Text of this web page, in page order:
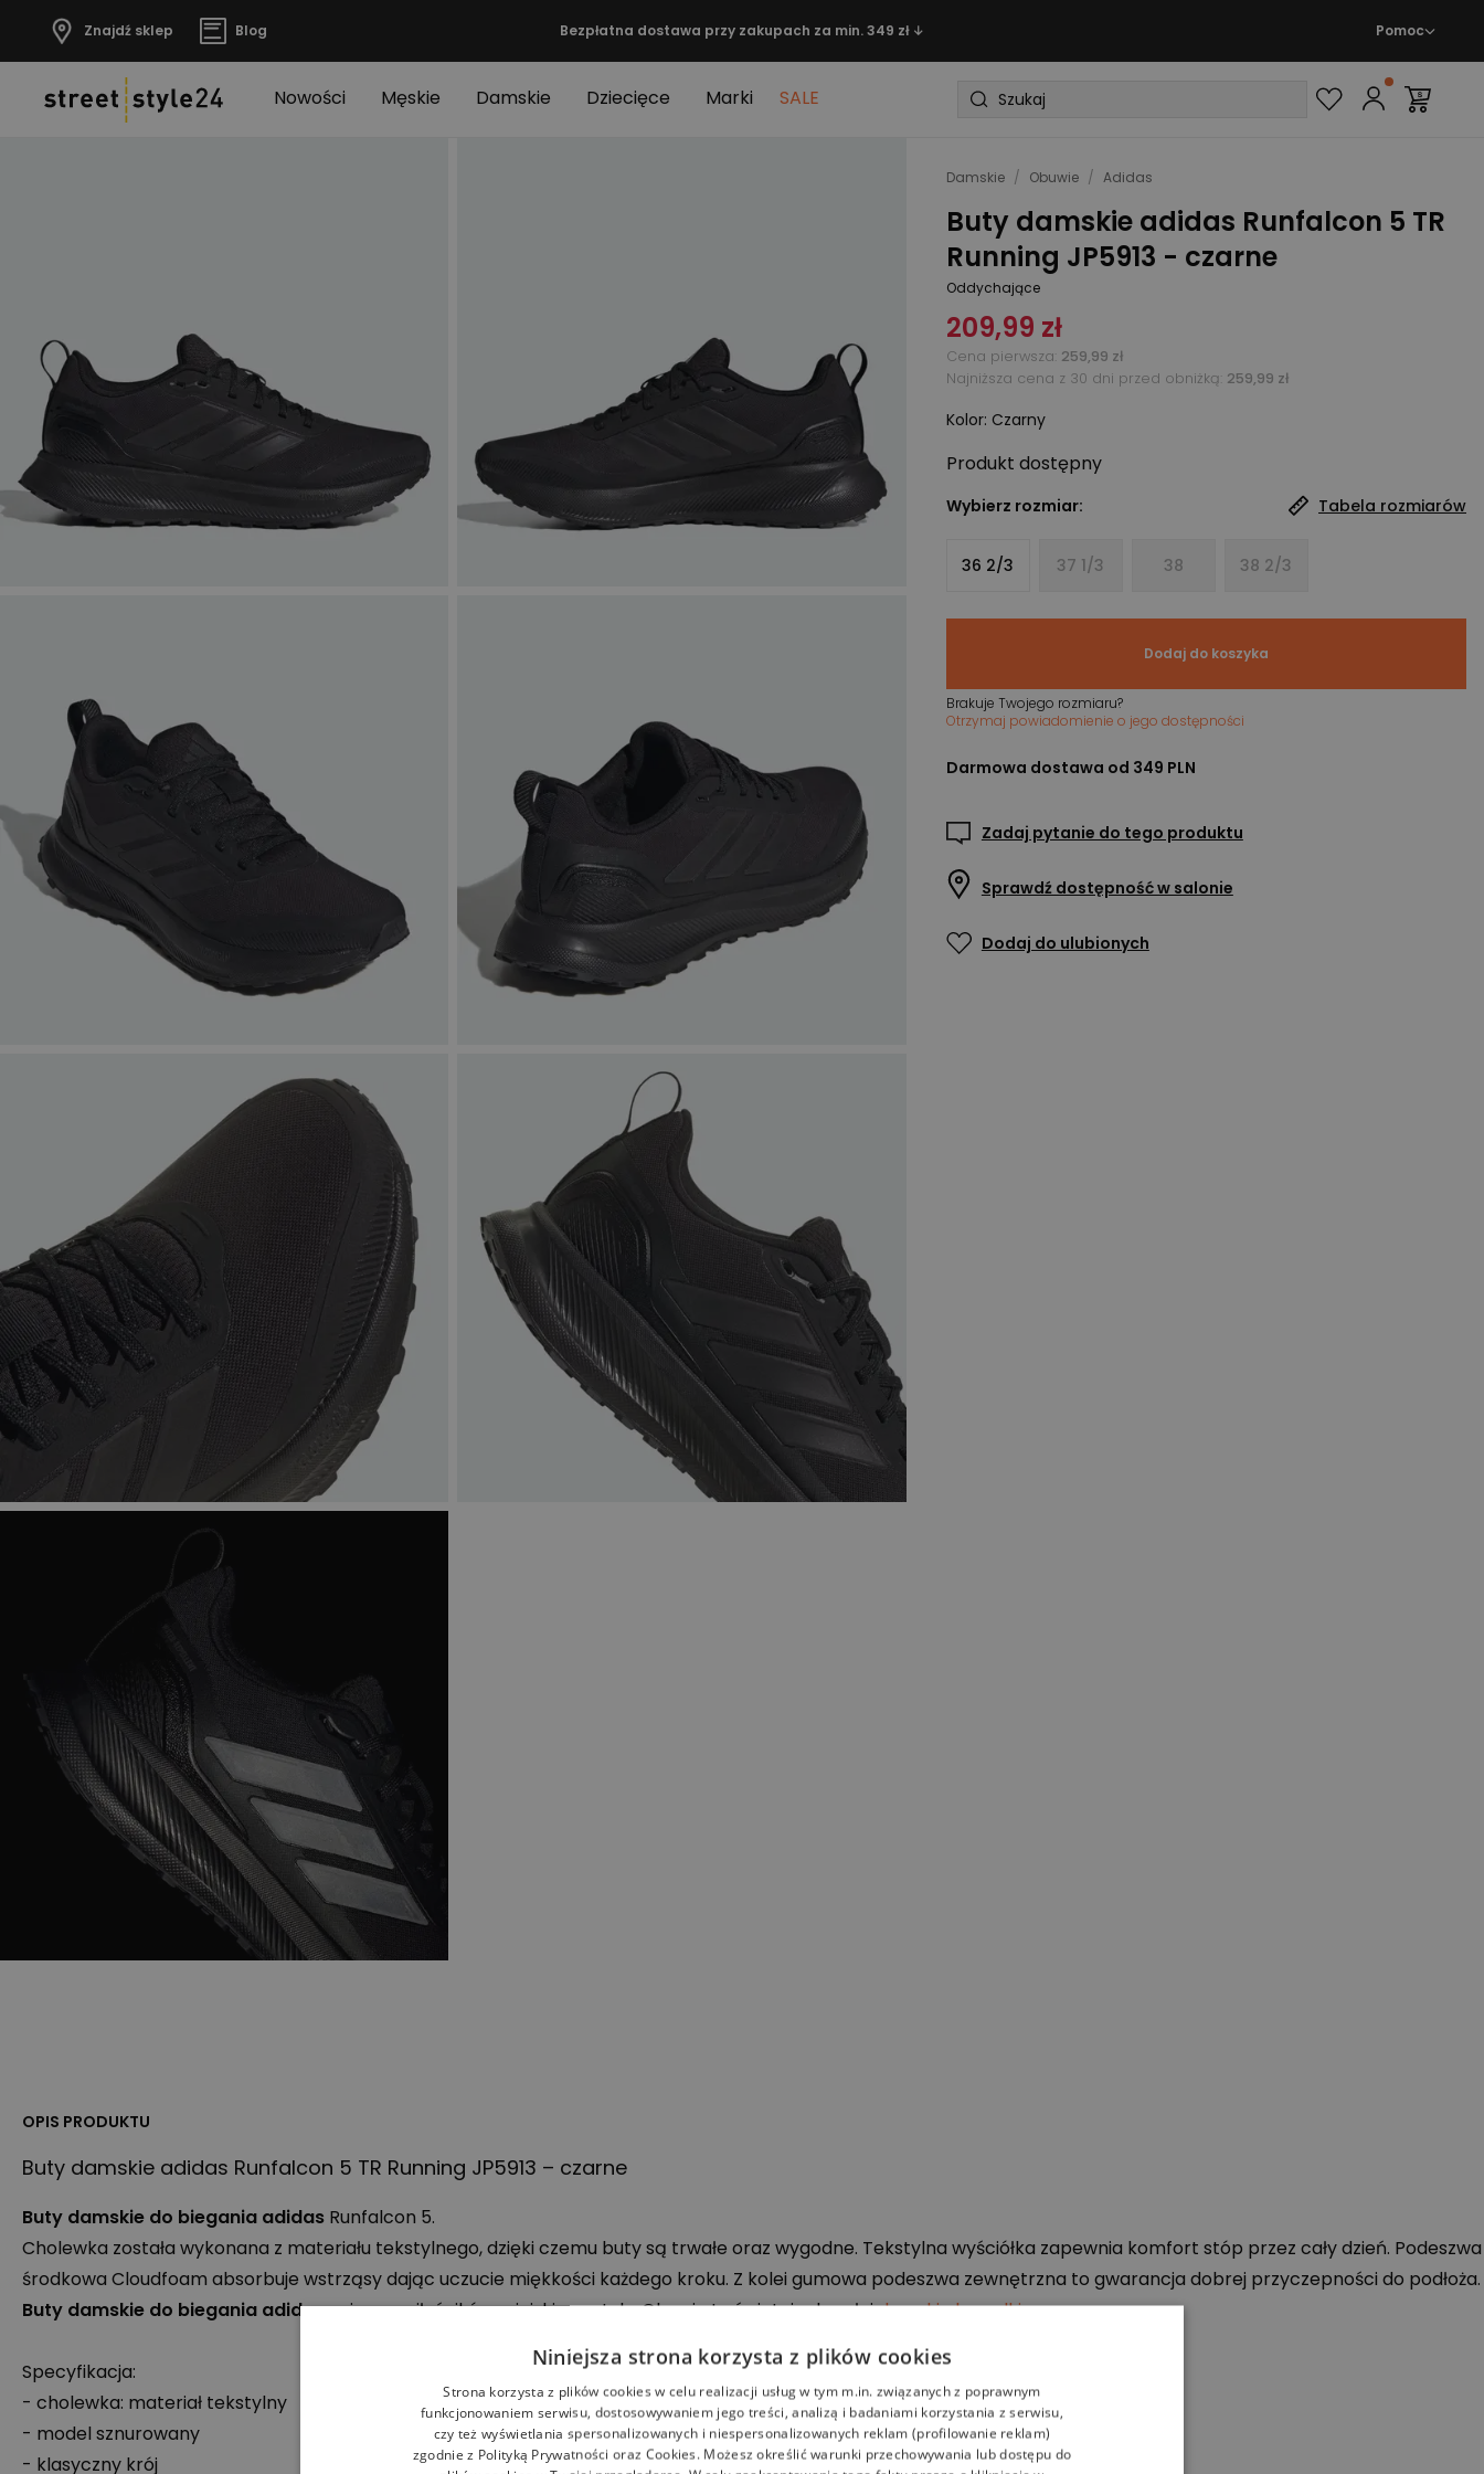
Znajdź sklep Blog Bezpłatna dostawa przy zakupach za min. 349 zł ↓ Pomoc
Nowości Męskie Damskie Dziecięce Marki SALE
Damskie / Obuwie / Adidas
Buty damskie adidas Runfalcon 5 TR
Running JP5913 - czarne
Oddychające
209,99 zł
Cena pierwsza 259,99 zł
Najniższa cena z 30 dni przed obniżką: 259,99 zł
Kolor: Czarny
Produkt dostępny
Wybierz rozmiar: Tabela rozmiarów
36 2/3 37 1/3 38 38 2/3
Dodaj do koszyka
Brakuje Twojego rozmiaru?
Otrzymaj powiadomienie o jego dostępności
Darmowa dostawa od 349 PLN
Zadaj pytanie do tego produktu
Sprawdź dostępność w salonie
Dodaj do ulubionych
OPIS PRODUKTU
Buty damskie adidas Runfalcon 5 TR Running JP5913 – czarne
Buty damskie do biegania adidas Runfalcon 5.
Cholewka została wykonana z materiału tekstylnego, dzięki czemu buty są trwałe oraz wygodne. Tekstylna wyściółka zapewnia komfort stóp przez cały dzień. Podeszwa
środkowa Cloudfoam absorbuje wstrząsy dając uczucie miękkości każdego kroku. Z kolei gumowa podeszwa zewnętrzna to gwarancja dobrej przyczepności do podłoża.
Buty damskie do biegania adidasucieszą miłośników miejskiego stylu. Obuwie to świetnie dopełnidamskie koszulki.
Specyfikacja:
- cholewka: materiał tekstylny
- model sznurowany
- klasyczny krój
Niniejsza strona korzysta z plików cookies
Strona korzysta z plików cookies w celu realizacji usług w tym m.in. związanych z poprawnym
funkcjonowaniem serwisu, dostosowywaniem jego treści, analizą i badaniami korzystania z serwisu,
czy też wyświetlania spersonalizowanych i niespersonalizowanych reklam (profilowanie reklam)
zgodnie z Polityką Prywatności oraz Cookies. Możesz określić warunki przechowywania lub dostępu do